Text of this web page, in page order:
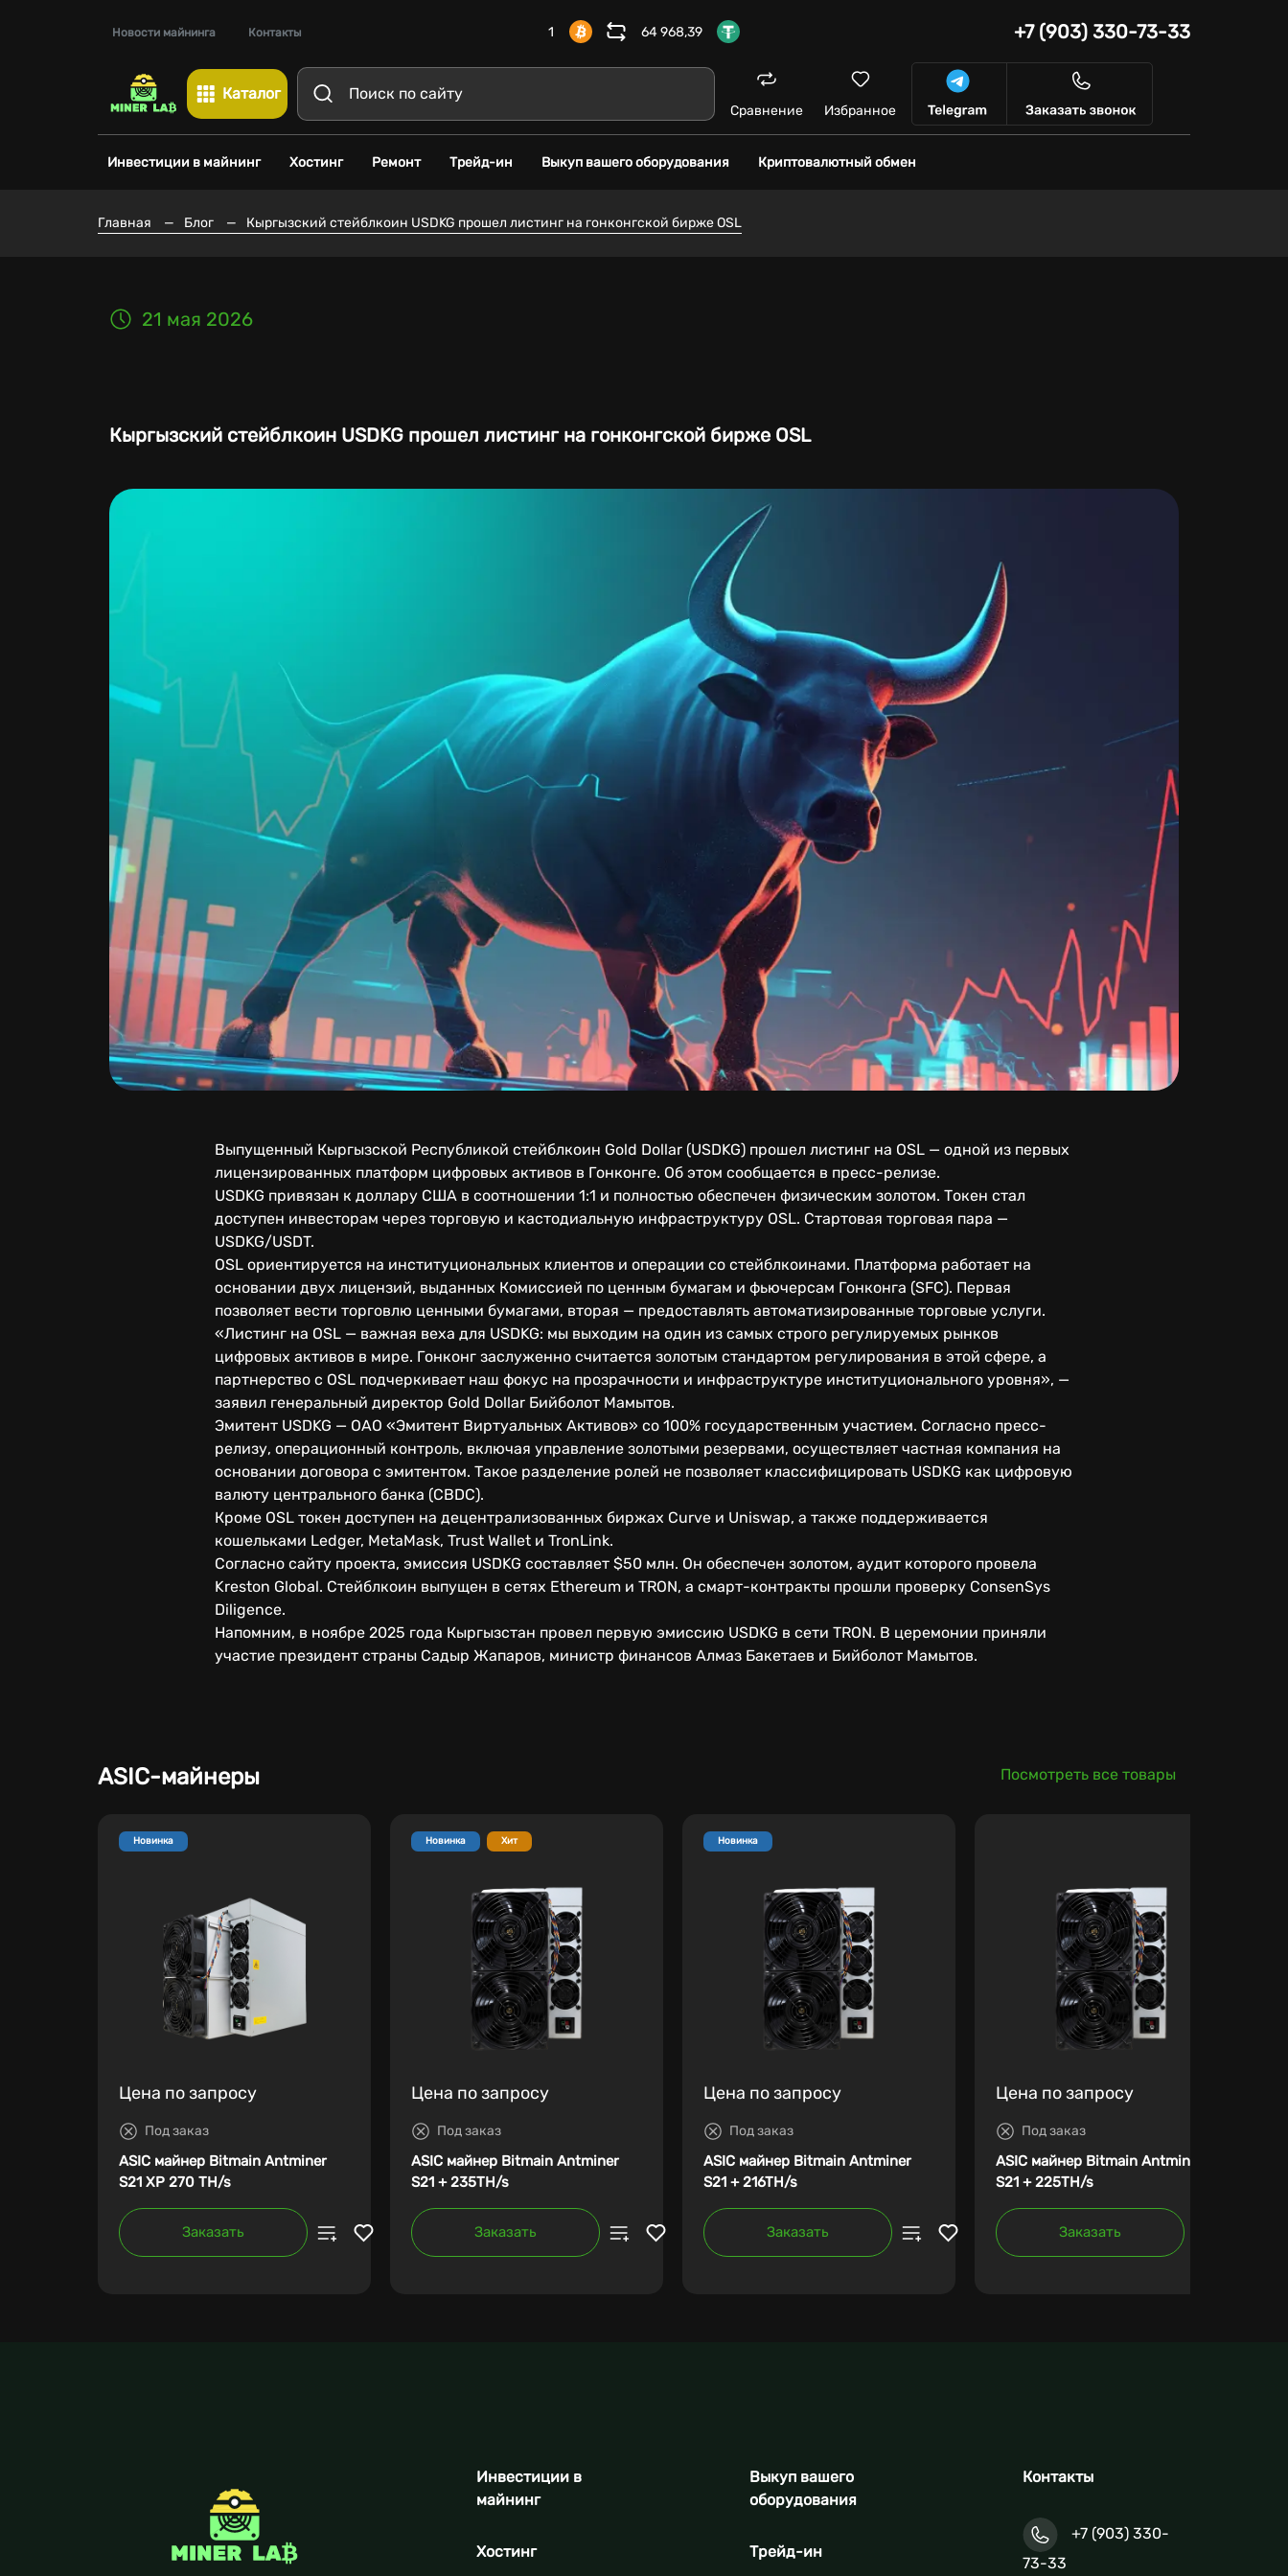
Новости майнинга Контакты 1 64 968,39 +7 (903) 330-73-33
Каталог
Сравнение Избранное
Инвестиции в майнинг Хостинг Ремонт Трейд-ин Выкуп вашего оборудования Криптовалютный обмен
Главная — Блог — Кыргызский стейблкоин USDKG прошел листинг на гонконгской бирже OSL
21 мая 2026
Кыргызский стейблкоин USDKG прошел листинг на гонконгской бирже OSL
Выпущенный Кыргызской Республикой стейблкоин Gold Dollar (USDKG) прошел листинг на OSL — одной из первых
лицензированных платформ цифровых активов в Гонконге. Об этом сообщается в пресс-релизе.
USDKG привязан к доллару США в соотношении 1:1 и полностью обеспечен физическим золотом. Токен стал
доступен инвесторам через торговую и кастодиальную инфраструктуру OSL. Стартовая торговая пара —
USDKG/USDT.
OSL ориентируется на институциональных клиентов и операции со стейблкоинами. Платформа работает на
основании двух лицензий, выданных Комиссией по ценным бумагам и фьючерсам Гонконга (SFC). Первая
позволяет вести торговлю ценными бумагами, вторая — предоставлять автоматизированные торговые услуги.
«Листинг на OSL — важная веха для USDKG: мы выходим на один из самых строго регулируемых рынков
цифровых активов в мире. Гонконг заслуженно считается золотым стандартом регулирования в этой сфере, а
партнерство с OSL подчеркивает наш фокус на прозрачности и инфраструктуре институционального уровня», —
заявил генеральный директор Gold Dollar Бийболот Мамытов.
Эмитент USDKG — ОАО «Эмитент Виртуальных Активов» со 100% государственным участием. Согласно пресс-
релизу, операционный контроль, включая управление золотыми резервами, осуществляет частная компания на
основании договора с эмитентом. Такое разделение ролей не позволяет классифицировать USDKG как цифровую
валюту центрального банка (CBDC).
Кроме OSL токен доступен на децентрализованных биржах Curve и Uniswap, а также поддерживается
кошельками Ledger, MetaMask, Trust Wallet и TronLink.
Согласно сайту проекта, эмиссия USDKG составляет $50 млн. Он обеспечен золотом, аудит которого провела
Kreston Global. Стейблкоин выпущен в сетях Ethereum и TRON, а смарт-контракты прошли проверку ConsenSys
Diligence.
Напомним, в ноябре 2025 года Кыргызстан провел первую эмиссию USDKG в сети TRON. В церемонии приняли
участие президент страны Садыр Жапаров, министр финансов Алмаз Бакетаев и Бийболот Мамытов.
ASIC-майнеры Посмотреть все товары
Новинка
Цена по запросу
Под заказ
ASIC майнер Bitmain Antminer
S21 XP 270 TH/s
Заказать
Новинка Хит
Цена по запросу
Под заказ
ASIC майнер Bitmain Antminer
S21 + 235TH/s
Заказать
Новинка
Цена по запросу
Под заказ
ASIC майнер Bitmain Antminer
S21 + 216TH/s
Заказать
Цена по запросу
Под заказ
ASIC майнер Bitmain Antminer
S21 + 225TH/s
Заказать
Инвестиции в
майнинг
Хостинг
Выкуп вашего
оборудования
Трейд-ин
Контакты
+7 (903) 330-
73-33